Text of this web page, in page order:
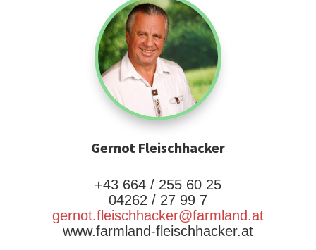
Gernot Fleischhacker
+43 664 / 255 60 25
04262 / 27 99 7
gernot.fleischhacker@farmland.at
www.farmland-fleischhacker.at